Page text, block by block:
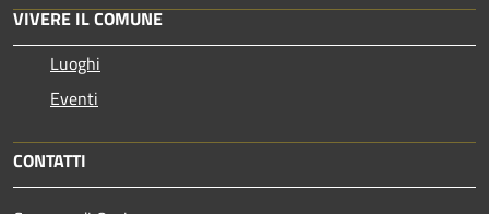
VIVERE IL COMUNE
Luoghi
Eventi
CONTATTI